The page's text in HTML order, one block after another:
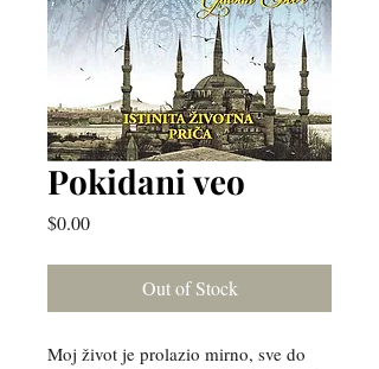
Pokidani veo
$0.00Price
Out of Stock
Moj život je prolazio mirno, sve do